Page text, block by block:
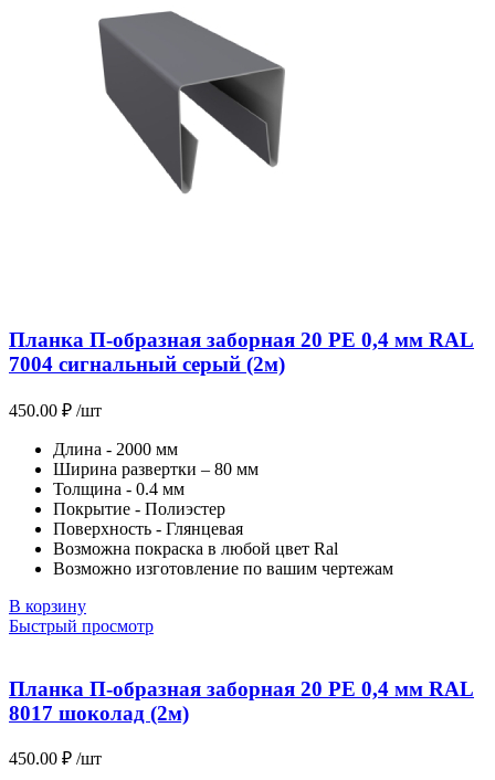
Планка П-образная заборная 20 PE 0,4 мм RAL
7004 сигнальный серый (2м)
450.00 ₽ /шт
Длина - 2000 мм
Ширина развертки – 80 мм
Толщина - 0.4 мм
Покрытие - Полиэстер
Поверхность - Глянцевая
Возможна покраска в любой цвет Ral
Возможно изготовление по вашим чертежам
В корзину
Быстрый просмотр
Планка П-образная заборная 20 PE 0,4 мм RAL
8017 шоколад (2м)
450.00 ₽ /шт